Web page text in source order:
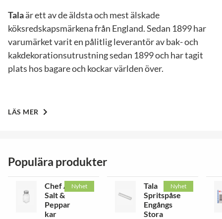
Talaär ett av de äldsta och mest älskade
köksredskapsmärkena från England. Sedan 1899 har
varumärket varit en pålitlig leverantör av bak- och
kakdekorationsutrustning sedan 1899 och har tagit
plats hos bagare och kockar världen över.
LÄS MER
Populära produkter
Nyhet
Chef Aid
Salt &
Peppar
kar
Nyhet
Tala
Spritspåse
Engångs
Stora